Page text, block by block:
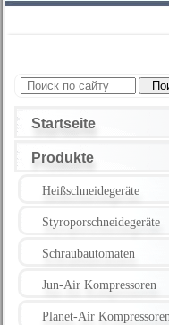
Startseite
Produkte
Heißschneidegeräte
Styroporschneidegeräte
Schraubautomaten
Jun-Air Kompressoren
Planet-Air